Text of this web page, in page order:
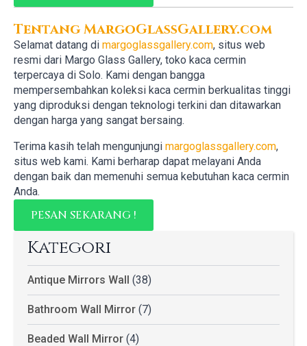
Kategori
Antique Mirrors Wall (38)
Bathroom Wall Mirror (7)
Beaded Wall Mirror (4)
Tentang MargoGlassGallery.com
Selamat datang di margoglassgallery.com, situs web
resmi dari Margo Glass Gallery, toko kaca cermin
terpercaya di Solo. Kami dengan bangga
mempersembahkan koleksi kaca cermin berkualitas tinggi
yang diproduksi dengan teknologi terkini dan ditawarkan
dengan harga yang sangat bersaing.
Terima kasih telah mengunjungi margoglassgallery.com,
situs web kami. Kami berharap dapat melayani Anda
dengan baik dan memenuhi semua kebutuhan kaca cermin
Anda.
PESAN SEKARANG !